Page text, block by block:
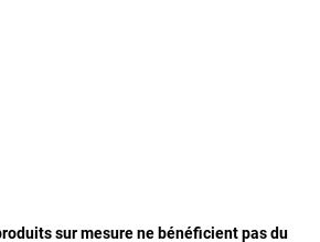
sur mesure ne bénéficient pas du